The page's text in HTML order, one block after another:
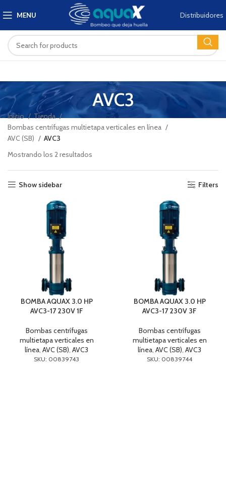
MENU Distribuidores
AVC3
Inicio
Tienda
Bombas centrífugas multietapa verticales en línea
AVC (SB)
AVC3
Mostrando los 2 resultados
Show sidebar Filters
BOMBA AQUAX 3.0 HP
AVC3-17 230V 1F
Bombas centrífugas
multietapa verticales en
línea, AVC (SB), AVC3
SKU: 00839743
BOMBA AQUAX 3.0 HP
AVC3-17 230V 3F
Bombas centrífugas
multietapa verticales en
línea, AVC (SB), AVC3
SKU: 00839744